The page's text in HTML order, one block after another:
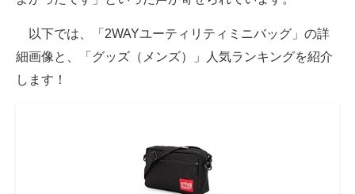
以下では、「2WAYユーティリティミニバッグ」の詳
細画像と、「グッズ（メンズ）」人気ランキングを紹介
します！